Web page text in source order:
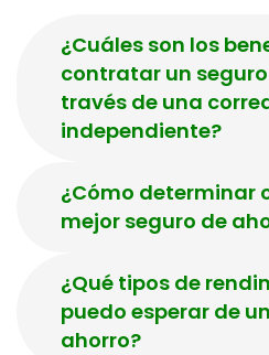
¿Cuáles son los
contratar un
través de una
independiente?
¿Cómo determinar
mejor seguro de
¿Qué tipos de
puedo esperar de
ahorro?